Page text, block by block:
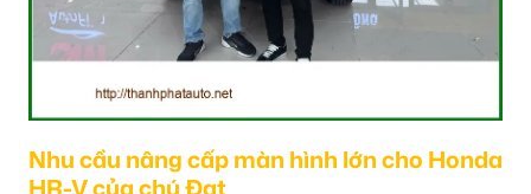
Nhu cầu nâng cấp màn hình lớn cho Honda
HR-V của chú Đạt